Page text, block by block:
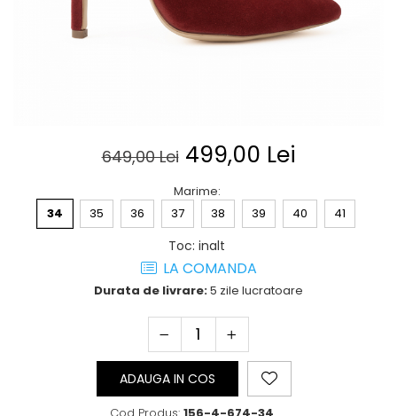
649,00 Lei 499,00 Lei
Marime:
34
35 36 37 38 39 40 41
Toc: inalt
LA COMANDA
Durata de livrare:5 zile lucratoare
ADAUGA IN COS